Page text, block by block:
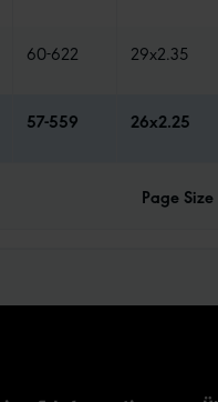
60-622 29x2.35
57-559 26x2.25
Page Size